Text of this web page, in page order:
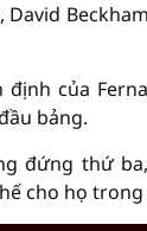
David
định của
bảng.
đứng thứ
cho họ